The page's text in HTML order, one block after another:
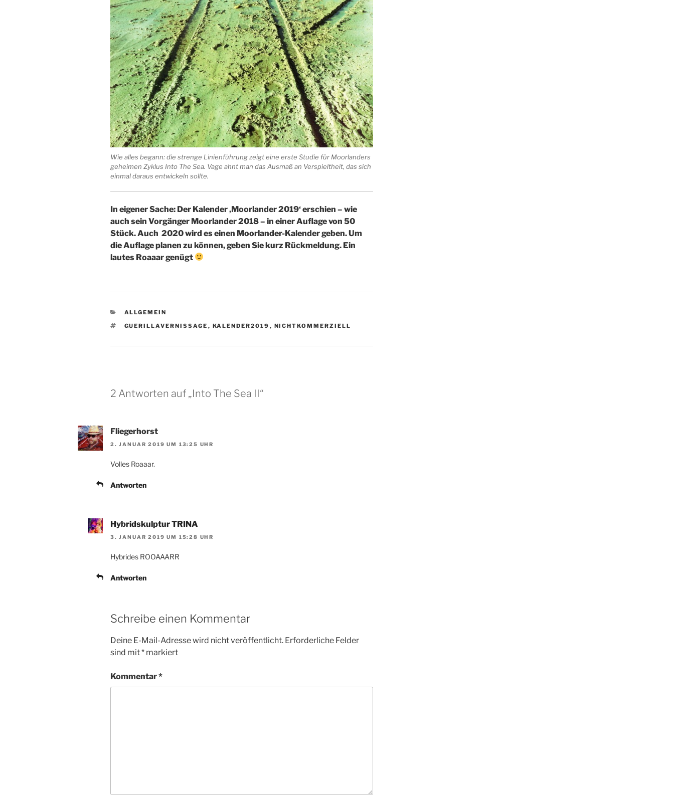
Wie alles begann: die strenge Linienführung zeigt eine erste Studie für Moorlanders
geheimen Zyklus Into The Sea. Vage ahnt man das Ausmaß an Verspieltheit, das sich
einmal daraus entwickeln sollte.
In eigener Sache: Der Kalender ‚Moorlander 2019‘ erschien – wie
auch sein Vorgänger Moorlander 2018 – in einer Auflage von 50
Stück. Auch 2020 wird es einen Moorlander-Kalender geben. Um
die Auflage planen zu können, geben Sie kurz Rückmeldung. Ein
lautes Roaaar genügt
KATEGORIEN
ALLGEMEIN
SCHLAGWÖRTER
GUERILLAVERNISSAGE , KALENDER2019 , NICHTKOMMERZIELL
2 Antworten auf „Into The Sea II“
Fliegerhorst
2. JANUAR 2019 UM 13:25 UHR
Volles Roaaar.
Antworten
Hybridskulptur TRINA
3. JANUAR 2019 UM 15:28 UHR
Hybrides ROOAAARR
Antworten
Schreibe einen Kommentar
Deine E-Mail-Adresse wird nicht veröffentlicht. Erforderliche Felder
sind mit* markiert
Kommentar*